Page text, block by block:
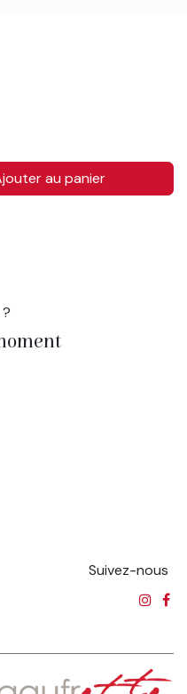
au panier
Suivez-nous